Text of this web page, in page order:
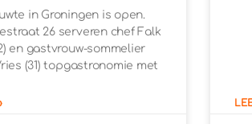
in Groningen is open.
26 serveren chef Falk
en gastvrouw-sommelier
(31) topgastronomie met